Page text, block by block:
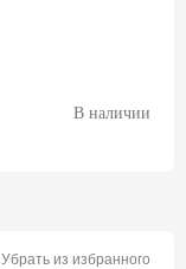
В наличии
Убрать из избранного